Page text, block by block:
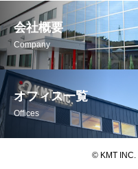
会社概要
Company
オフィス一覧
Offices
© KMT INC.